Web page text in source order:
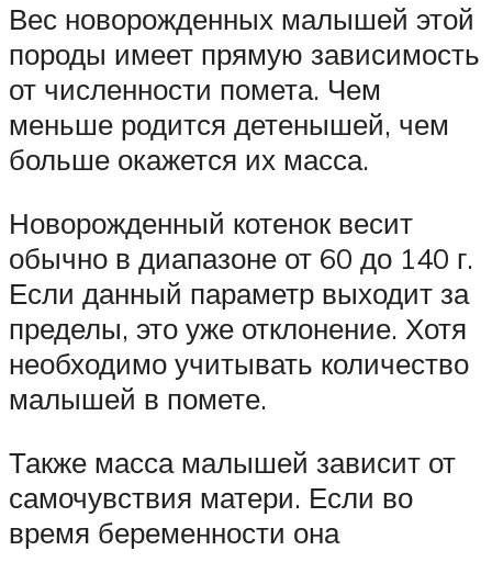
Вес новорожденных малышей этой
породы имеет прямую зависимость
от численности помета. Чем
меньше родится детенышей, чем
больше окажется их масса.
Новорожденный котенок весит
обычно в диапазоне от 60 до 140 г.
Если данный параметр выходит за
пределы, это уже отклонение. Хотя
необходимо учитывать количество
малышей в помете.
Также масса малышей зависит от
самочувствия матери. Если во
время беременности она